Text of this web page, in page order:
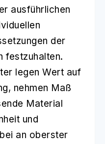
ausführlichen
der
festzuhalten.
legen Wert auf
nehmen Maß
Material
und
an oberster